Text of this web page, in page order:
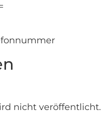
nicht veröffentlicht.